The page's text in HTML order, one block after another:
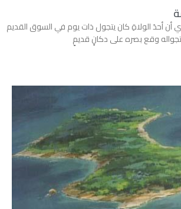
أحدَ الولاةِ كان يتجول ذات يوم في السوق القديم
تجواله وقع بصره على دكانٍ قديمٍ